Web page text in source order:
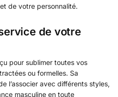
de votre personnalité.
de votre
pour sublimer toutes vos
ou formelles. Sa
l’associer avec différents styles,
masculine en toute